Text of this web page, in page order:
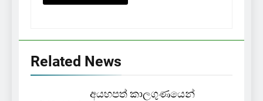
Related News
අයහපත් කාලගුණයෙන්